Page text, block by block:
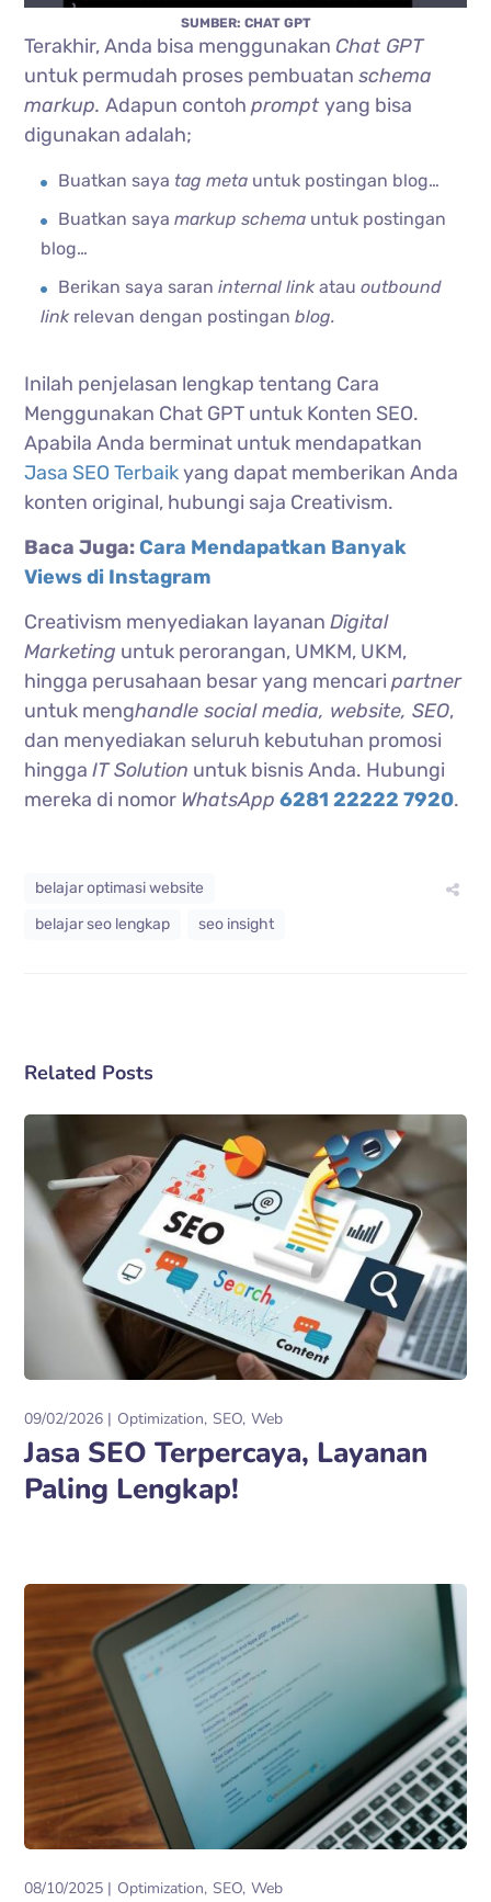
SUMBER: CHAT GPT
Terakhir, Anda bisa menggunakan Chat GPT
untuk permudah proses pembuatanschema
markup.Adapun contohpromptyang bisa
digunakan adalah;
Buatkan saya tag meta untuk postingan blog…
Buatkan sayamarkup schema untuk postingan
blog…
Berikan saya saraninternal linkatauoutbound
link relevan dengan postinganblog.
Inilah penjelasan lengkap tentang Cara
Menggunakan Chat GPT untuk Konten SEO.
Apabila Anda berminat untuk mendapatkan
Jasa SEO Terbaikyang dapat memberikan Anda
konten original, hubungi saja Creativism.
Baca Juga:Cara Mendapatkan Banyak
Views di Instagram
Creativism menyediakan layananDigital
Marketing untuk perorangan, UMKM, UKM,
hingga perusahaan besar yang mencaripartner
untuk menghandle social media, website, SEO,
dan menyediakan seluruh kebutuhan promosi
hinggaIT Solution untuk bisnis Anda. Hubungi
mereka di nomor WhatsApp 6281 22222 7920.
belajar optimasi website
belajar seo lengkap
seo insight
Related Posts
09/02/2026 Optimization SEO Web
Jasa SEO Terpercaya, Layanan
Paling Lengkap!
08/10/2025 Optimization SEO Web